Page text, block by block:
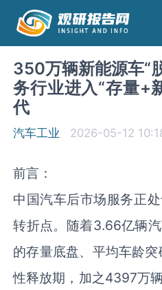
350万辆新能源车“
务行业进入“存量+
代
汽车工业 2026-05-12
前言：
中国汽车后市场服务正
转折点。随着3.66亿辆
的存量底盘、平均车龄
性释放期，加之4397万